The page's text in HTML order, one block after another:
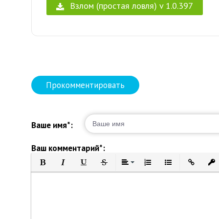
Взлом (простая ловля) v 1.0.397
Прокомментировать
Ваше имя*:
Ваш комментарий*:
Полужирный
КурсивПодчеркнутый
ЗачеркнутыйВыравнивание
Нумерованный список
Маркированный
Вставить